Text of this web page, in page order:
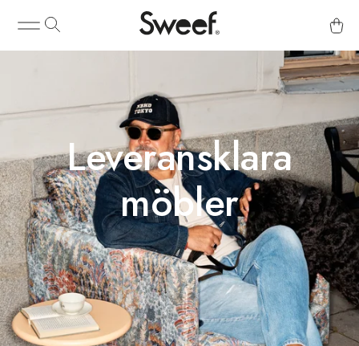
Leveransklara
möbler